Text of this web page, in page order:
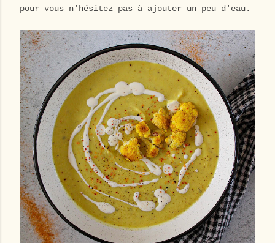
pour vous n'hésitez pas à ajouter un peu d'eau.